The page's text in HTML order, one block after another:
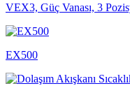
VEX3, Güç Vanası, 3
EX500